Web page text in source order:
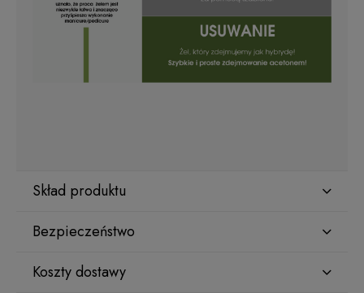
Skład produktu
Bezpieczeństwo
Producent
Koszty dostawy